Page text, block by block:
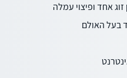
אחד ופיצוי עמלה
בעל האולם